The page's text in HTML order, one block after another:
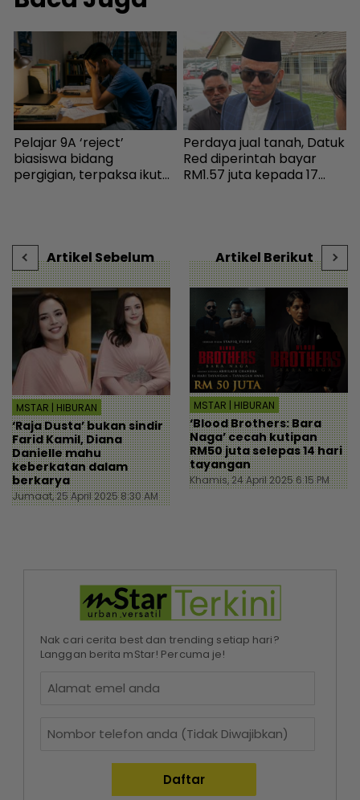
Pelajar 9A ‘reject’
biasiswa bidang
pergigian, terpaksa ikut
Perdaya jual tanah, Datuk
Red diperintah bayar
RM1.57 juta kepada 17
Artikel Sebelum
MSTAR | HIBURAN
‘Raja Dusta’ bukan sindir
Farid Kamil, Diana
Danielle mahu
keberkatan dalam
berkarya
Jumaat, 25 April 2025 8:30 AM
Artikel Berikut
MSTAR | HIBURAN
‘Blood Brothers: Bara
Naga’ cecah kutipan
RM50 juta selepas 14 hari
tayangan
Khamis, 24 April 2025 6:15 PM
Nak cari cerita best dan trending setiap hari?
Langgan berita mStar! Percuma je!